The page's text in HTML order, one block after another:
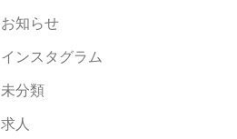
お知らせ
インスタグラム
未分類
求人